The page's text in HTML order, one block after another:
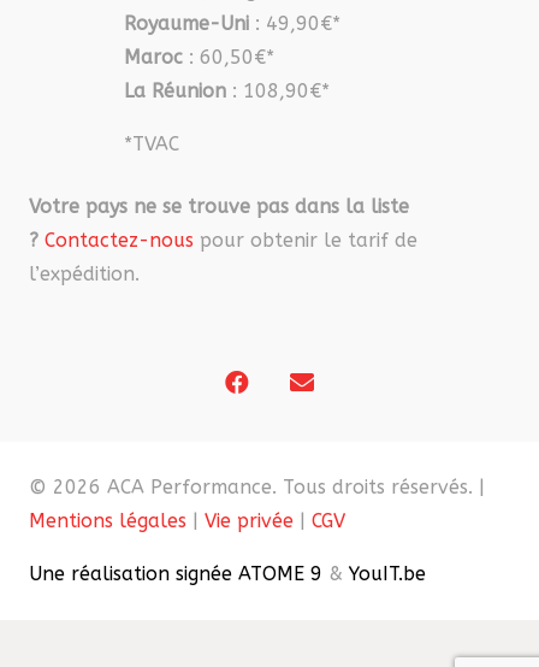
Royaume-Uni : 49,90€*
Maroc : 60,50€*
La Réunion : 108,90€*
*TVAC
Votre pays ne se trouve pas dans la liste
? Contactez-nous pour obtenir le tarif de
l’expédition.
© 2026 ACA Performance. Tous droits réservés. |
Mentions légales | Vie privée | CGV
Une réalisation signée ATOME 9 & YouIT.be